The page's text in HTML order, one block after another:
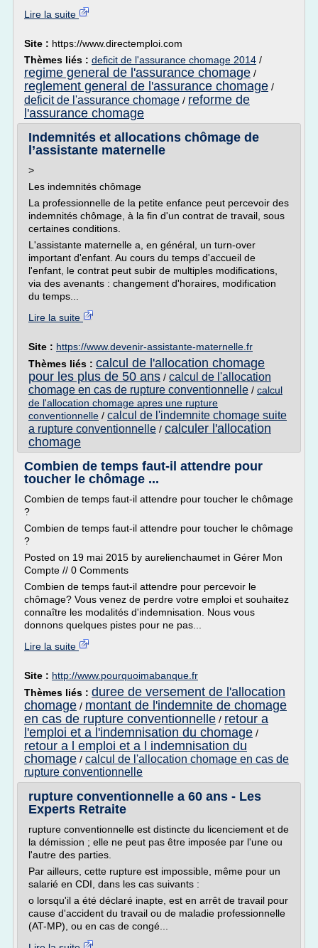
Lire la suite
Site : https://www.directemploi.com
Thèmes liés : deficit de l'assurance chomage 2014 /
regime general de l'assurance chomage /
reglement general de l'assurance chomage /
deficit de l'assurance chomage / reforme de
l'assurance chomage
Indemnités et allocations chômage de
l’assistante maternelle
>
Les indemnités chômage
La professionnelle de la petite enfance peut percevoir des
indemnités chômage, à la fin d'un contrat de travail, sous
certaines conditions.
L'assistante maternelle a, en général, un turn-over
important d'enfant. Au cours du temps d'accueil de
l'enfant, le contrat peut subir de multiples modifications,
via des avenants : changement d'horaires, modification
du temps...
Lire la suite
Site : https://www.devenir-assistante-maternelle.fr
Thèmes liés : calcul de l'allocation chomage
pour les plus de 50 ans / calcul de l'allocation
chomage en cas de rupture conventionnelle / calcul
de l'allocation chomage apres une rupture
conventionnelle / calcul de l'indemnite chomage suite
a rupture conventionnelle / calculer l'allocation
chomage
Combien de temps faut-il attendre pour
toucher le chômage ...
Combien de temps faut-il attendre pour toucher le chômage
?
Combien de temps faut-il attendre pour toucher le chômage
?
Posted on 19 mai 2015 by aurelienchaumet in Gérer Mon
Compte // 0 Comments
Combien de temps faut-il attendre pour percevoir le
chômage? Vous venez de perdre votre emploi et souhaitez
connaître les modalités d'indemnisation. Nous vous
donnons quelques pistes pour ne pas...
Lire la suite
Site : http://www.pourquoimabanque.fr
Thèmes liés : duree de versement de l'allocation
chomage / montant de l'indemnite de chomage
en cas de rupture conventionnelle / retour a
l'emploi et a l'indemnisation du chomage /
retour a l emploi et a l indemnisation du
chomage / calcul de l'allocation chomage en cas de
rupture conventionnelle
rupture conventionnelle a 60 ans - Les
Experts Retraite
rupture conventionnelle est distincte du licenciement et de
la démission ; elle ne peut pas être imposée par l'une ou
l'autre des parties.
Par ailleurs, cette rupture est impossible, même pour un
salarié en CDI, dans les cas suivants :
o lorsqu'il a été déclaré inapte, est en arrêt de travail pour
cause d'accident du travail ou de maladie professionnelle
(AT-MP), ou en cas de congé...